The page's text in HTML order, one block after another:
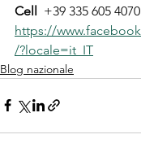
Cell +39 335 605
https://
/?locale=it_IT
Blog nazionale